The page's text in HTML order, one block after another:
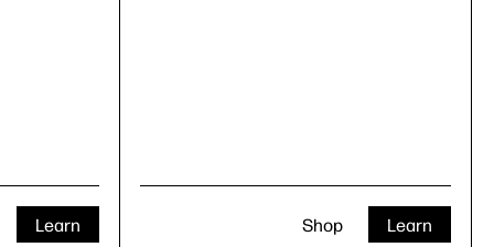
Learn Learn
Shop